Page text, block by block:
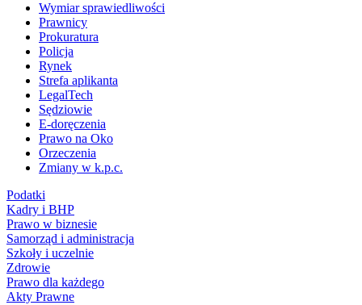
Wymiar sprawiedliwości
Prawnicy
Prokuratura
Policja
Rynek
Strefa aplikanta
LegalTech
Sędziowie
E-doręczenia
Prawo na Oko
Orzeczenia
Zmiany w k.p.c.
Podatki
Kadry i BHP
Prawo w biznesie
Samorząd i administracja
Szkoły i uczelnie
Zdrowie
Prawo dla każdego
Akty Prawne